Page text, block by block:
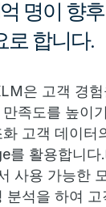
명이 향
로 합니다.
은 고객 경
족도를 높이
고객 데이터
를 활용합니다
사용 가능한
분석을 하여